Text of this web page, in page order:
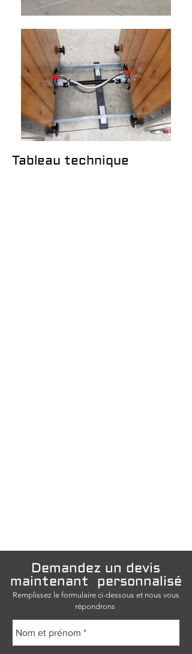
Tableau technique
Demandez un devis
maintenant
personnalisé
Remplissez le formulaire ci-dessous et nous vous
répondrons